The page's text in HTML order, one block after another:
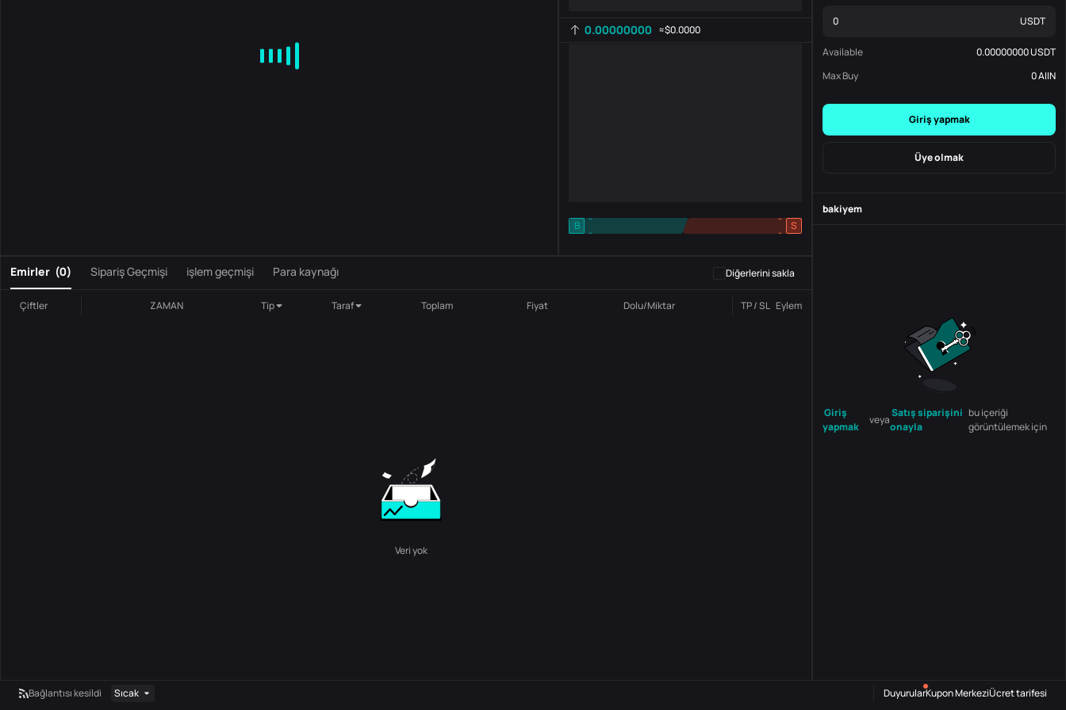
0.00000000 ≈$0.0000
B
-
-
S
-
-
Emirler (0) Sipariş Geçmişi işlem geçmişi Para kaynağı Diğerlerini sakla
Çiftler ZAMAN Tip Taraf Toplam Fiyat Dolu/Miktar TP / SL Eylem
Veri yok
USDT
Available 0.00000000USDT
Max Buy
0AIIN
Giriş yapmak
Üye olmak
bakiyem
Giriş
yapmak
veya
Satış siparişini
onayla
bu içeriği
görüntülemek için
Bağlantısı kesildi Sıcak DuyurularKupon MerkeziÜcret tarifesi